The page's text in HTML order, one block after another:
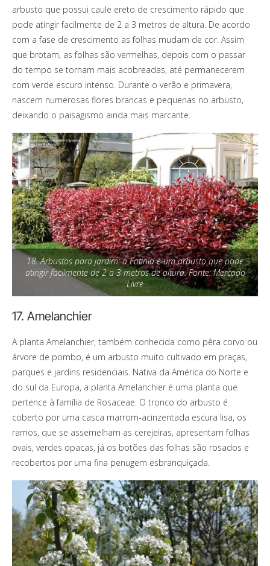
arbusto que possui caule ereto de crescimento rápido que
pode atingir facilmente de 2 a 3 metros de altura. De acordo
com a fase de crescimento as folhas mudam de cor. Assim
que brotam, as folhas são vermelhas, depois com o passar
do tempo se tornam mais acobreadas, até permanecerem
com verde escuro intenso. Durante o verão e primavera,
nascem numerosas flores brancas e pequenas no arbusto,
deixando o paisagismo ainda mais marcante.
18. Arbustos para jardim: a Fotinia é um arbusto que pode
atingir facilmente de 2 a 3 metros de altura. Fonte: Mercado
Livre
17. Amelanchier
A planta Amelanchier, também conhecida como pêra corvo ou
árvore de pombo, é um arbusto muito cultivado em praças,
parques e jardins residenciais. Nativa da América do Norte e
do sul da Europa, a planta Amelanchier é uma planta que
pertence à família de Rosaceae. O tronco do arbusto é
coberto por uma casca marrom-acinzentada escura lisa, os
ramos, que se assemelham as cerejeiras, apresentam folhas
ovais, verdes opacas, já os botões das folhas são rosados ​​e
recobertos por uma fina penugem esbranquiçada.